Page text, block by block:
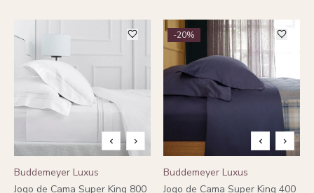
Buddemeyer Luxus
Jogo de Cama Super King 800
-20%
Buddemeyer Luxus
Jogo de Cama Super King 400